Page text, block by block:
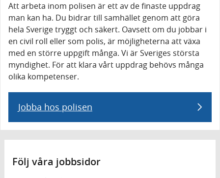
Att arbeta inom polisen är ett av de finaste uppdrag
man kan ha. Du bidrar till samhället genom att göra
hela Sverige tryggt och säkert. Oavsett om du jobbar i
en civil roll eller som polis, är möjligheterna att växa
med en större uppgift många. Vi är Sveriges största
myndighet. För att klara vårt uppdrag behövs många
olika kompetenser.
Jobba hos polisen
Följ våra jobbsidor